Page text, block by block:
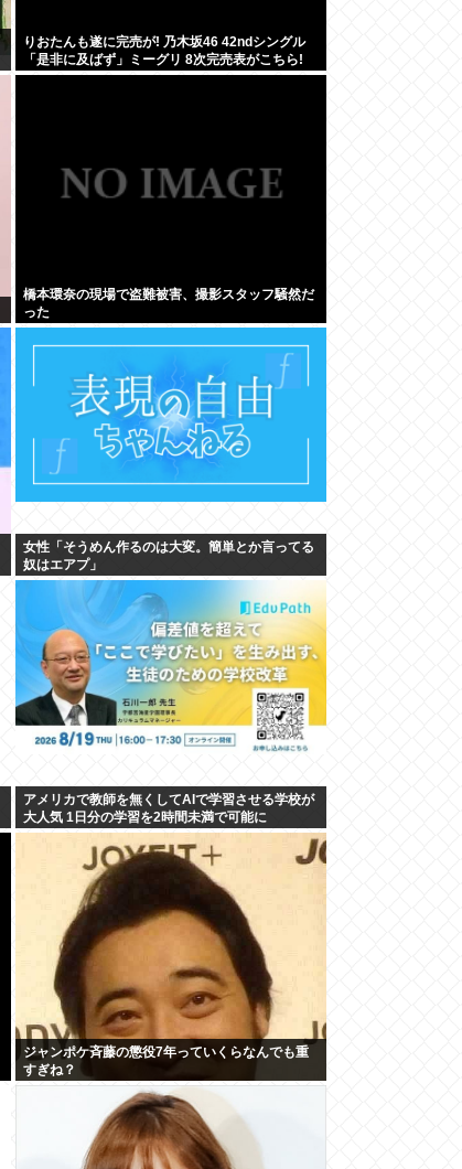
りおたんも遂に完売が! 乃木坂46 42ndシングル
「是非に及ばず」ミーグリ 8次完売表がこちら!
橋本環奈の現場で盗難被害、撮影スタッフ騒然だ
った
女性「そうめん作るのは大変。簡単とか言ってる
奴はエアプ」
アメリカで教師を無くしてAIで学習させる学校が
大人気 1日分の学習を2時間未満で可能に
ジャンポケ斉藤の懲役7年っていくらなんでも重
すぎね？